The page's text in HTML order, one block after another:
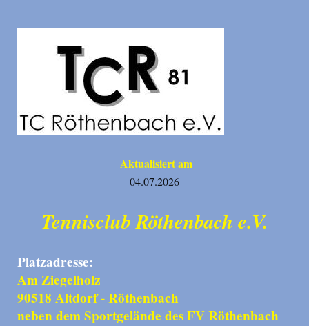
Aktualisiert am
04.07.2026
Tennisclub Röthenbach e.V.
Platzadresse:
Am Ziegelholz
90518 Altdorf - Röthenbach
neben dem Sportgelände des FV Röthenbach